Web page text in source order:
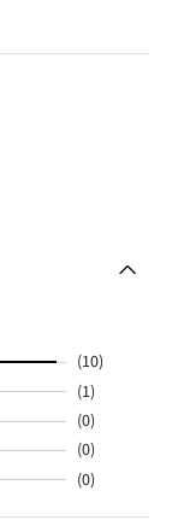
(10)
(1)
(0)
(0)
(0)